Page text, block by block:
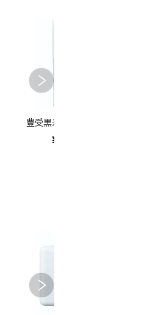
豊受黒米 1kg【2024年産】
¥1,846